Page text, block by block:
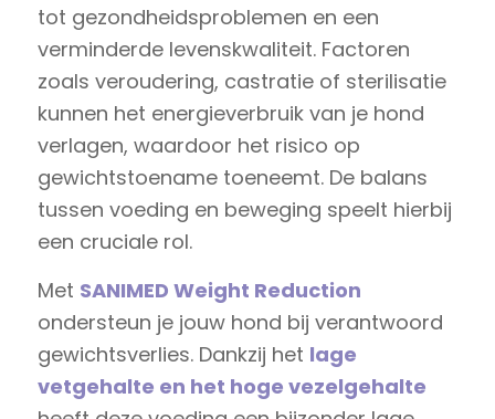
tot gezondheidsproblemen en een
verminderde levenskwaliteit. Factoren
zoals veroudering, castratie of sterilisatie
kunnen het energieverbruik van je hond
verlagen, waardoor het risico op
gewichtstoename toeneemt. De balans
tussen voeding en beweging speelt hierbij
een cruciale rol.
Met SANIMED Weight Reduction
ondersteun je jouw hond bij verantwoord
gewichtsverlies. Dankzij het lage
vetgehalte en het hoge vezelgehalte